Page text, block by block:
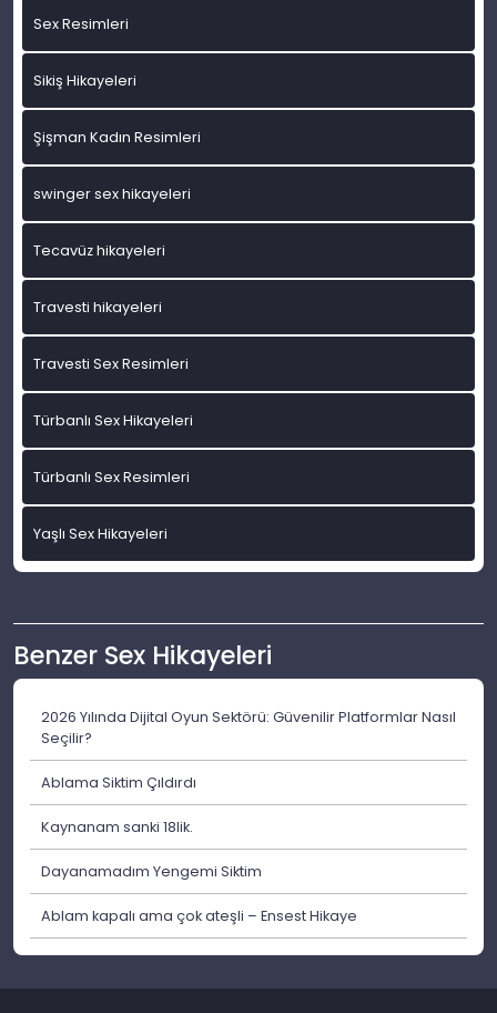
Sex Resimleri
Sikiş Hikayeleri
Şişman Kadın Resimleri
swinger sex hikayeleri
Tecavüz hikayeleri
Travesti hikayeleri
Travesti Sex Resimleri
Türbanlı Sex Hikayeleri
Türbanlı Sex Resimleri
Yaşlı Sex Hikayeleri
Benzer Sex Hikayeleri
2026 Yılında Dijital Oyun Sektörü: Güvenilir Platformlar Nasıl
Seçilir?
Ablama Siktim Çıldırdı
Kaynanam sanki 18lik.
Dayanamadım Yengemi Siktim
Ablam kapalı ama çok ateşli – Ensest Hikaye